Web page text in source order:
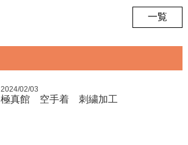
一覧
2024/02/03
極真館 空手着 刺繍加工